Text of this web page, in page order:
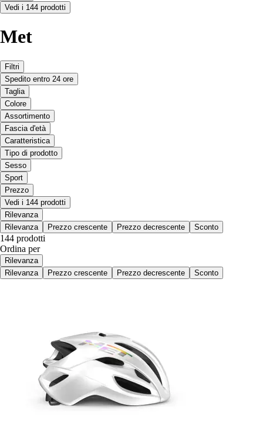
Vedi i 144 prodotti
Met
Filtri
Spedito entro 24 ore
Taglia
Colore
Assortimento
Fascia d'età
Caratteristica
Tipo di prodotto
Sesso
Sport
Prezzo
Vedi i 144 prodotti
Rilevanza
Rilevanza
Prezzo crescente Prezzo decrescente Sconto
144 prodotti
Ordina per
Rilevanza
Rilevanza
Prezzo crescente Prezzo decrescente Sconto